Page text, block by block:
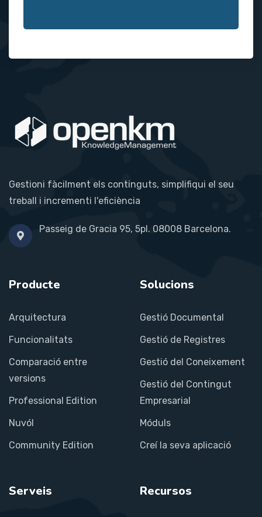
Gestioni fàcilment els continguts, simplifiqui el seu
treball i incrementi l'eficiència
Passeig de Gracia 95, 5pl. 08008 Barcelona.
Producte
Arquitectura
Funcionalitats
Comparació entre
versions
Professional Edition
Nuvól
Community Edition
Solucions
Gestió Documental
Gestió de Registres
Gestió del Coneixement
Gestió del Contingut
Empresarial
Móduls
Creí la seva aplicació
Serveis Recursos